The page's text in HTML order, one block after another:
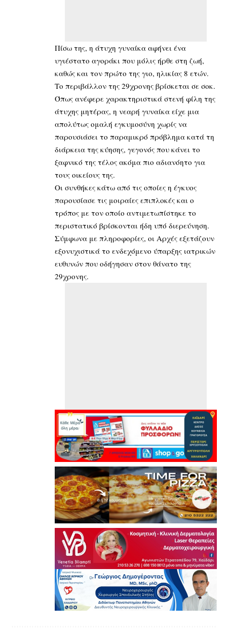
Πίσω της, η άτυχη γυναίκα αφήνει ένα
υγιέστατο αγοράκι που μόλις ήρθε στη ζωή,
καθώς και τον πρώτο της γιο, ηλικίας 8 ετών.
Το περιβάλλον της 29χρονης βρίσκεται σε σοκ.
Όπως ανέφερε χαρακτηριστικά στενή φίλη της
άτυχης μητέρας, η νεαρή γυναίκα είχε μια
απολύτως ομαλή εγκυμοσύνη χωρίς να
παρουσιάσει το παραμικρό πρόβλημα κατά τη
διάρκεια της κύησης, γεγονός που κάνει το
ξαφνικό της τέλος ακόμα πιο αδιανόητο για
τους οικείους της.
Οι συνθήκες κάτω από τις οποίες η έγκυος
παρουσίασε τις μοιραίες επιπλοκές και ο
τρόπος με τον οποίο αντιμετωπίστηκε το
περιστατικό βρίσκονται ήδη υπό διερεύνηση.
Σύμφωνα με πληροφορίες, οι Αρχές εξετάζουν
εξονυχιστικά το ενδεχόμενο ύπαρξης ιατρικών
ευθυνών που οδήγησαν στον θάνατο της
29χρονης.